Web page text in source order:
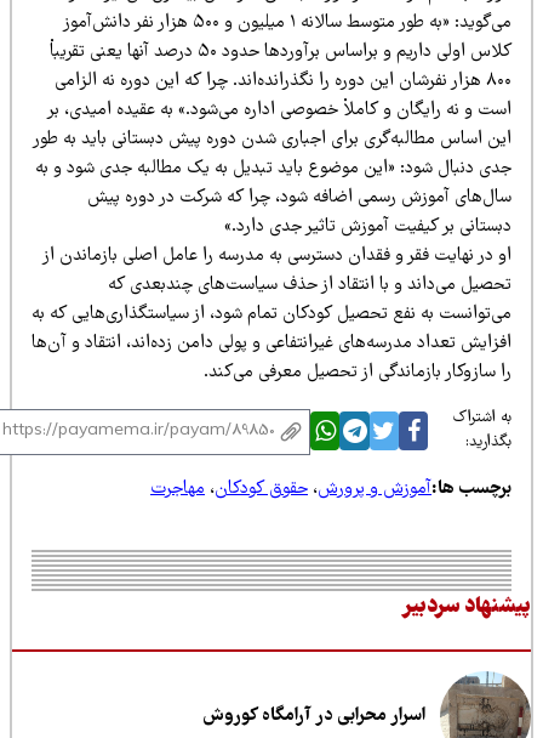
می‌گوید:‌ «به طور متوسط سالانه ۱ میلیون و ۵۰۰ هزار نفر دانش‌آموز
کلاس اولی داریم و براساس برآوردها حدود ۵۰ درصد آنها یعنی تقریباْ
۸۰۰ هزار نفرشان این دوره را نگذرانده‌اند. چرا که این دوره نه الزامی
و نه رایگان و کاملاْ خصوصی اداره می‌شود.» به عقیده امیدی، بر
اساس مطالبه‌گری برای اجباری شدن دوره پیش دبستانی باید به طور
دنبال شود:‌ «این موضوع باید تبدیل به یک مطالبه جدی شود و به
آموزش رسمی اضافه شود، چرا که شرکت در دوره پیش
بر کیفیت آموزش تاثیر جدی دارد.»
در نهایت فقر و فقدان دسترسی به مدرسه را عامل اصلی بازماندن از
می‌داند و با انتقاد از حذف سیاست‌های چندبعدی که
به نفع تحصیل کودکان تمام شود، از سیاستگذاری‌هایی که به
تعداد مدرسه‌های غیرانتفاعی و پولی دامن زده‌اند، انتقاد و آن‌ها
سازوکار بازماندگی از تحصیل معرفی می‌کند.
اشتراک
ها:آموزش و پرورش،حقوق کودکان،مهاجرت
سردبیر
اسرار محرابی در آرامگاه کوروش